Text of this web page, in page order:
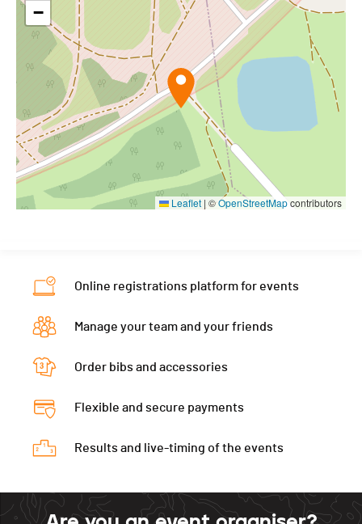
−
Leaflet | ©OpenStreetMapcontributors
Online registrations platform for events
Manage your team and your friends
Order bibs and accessories
Flexible and secure payments
Results and live-timing of the events